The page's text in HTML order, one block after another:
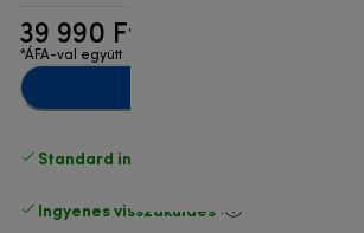
39 990 Ft
*ÁFA-val együtt
Standard ingyenes kiszállítás
Ingyenes visszaküldés .